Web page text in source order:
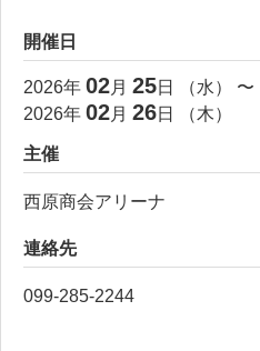
開催日
2026年 02月 25日 （水） 〜
2026年 02月 26日 （木）
主催
西原商会アリーナ
連絡先
099-285-2244